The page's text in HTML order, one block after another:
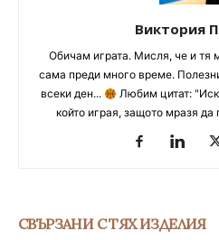
Виктория
Обичам играта. Мисля, че и тя
сама преди много време.
всеки ден...
Любим цитат:
който играя, защото мразя
СВЪРЗАНИ С ТЯХ ИЗДЕЛИЯ